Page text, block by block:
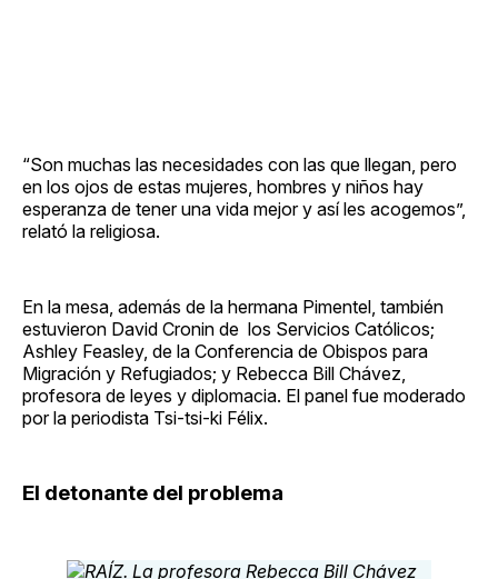
“Son muchas las necesidades con las que llegan, pero
en los ojos de estas mujeres, hombres y niños hay
esperanza de tener una vida mejor y así les acogemos”,
relató la religiosa.
En la mesa, además de la hermana Pimentel, también
estuvieron David Cronin de los Servicios Católicos;
Ashley Feasley, de la Conferencia de Obispos para
Migración y Refugiados; y Rebecca Bill Chávez,
profesora de leyes y diplomacia. El panel fue moderado
por la periodista Tsi-tsi-ki Félix.
El detonante del problema